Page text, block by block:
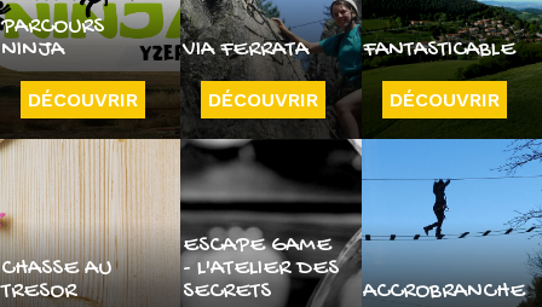
PARCOURS
NINJA
DÉCOUVRIR
VIA FERRATA
DÉCOUVRIR
FANTASTICABLE
DÉCOUVRIR
CHASSE AU
TRESOR
ESCAPE GAME
- L'ATELIER DES
SECRETS
ACCROBRANCHE